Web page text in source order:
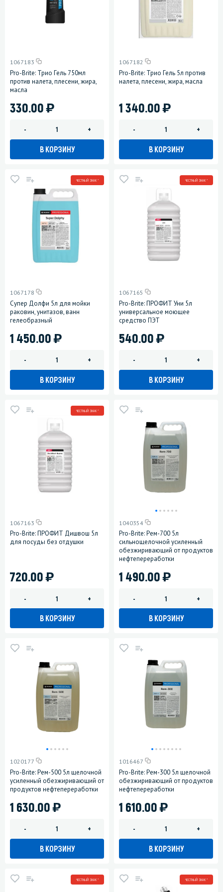
1067183
Pro-Brite: Трио Гель 750мл
против налета, плесени, жира,
масла
330.00)
- +
В КОРЗИНУ
1067182
Pro-Brite: Трио Гель 5л против
налета, плесени, жира, масла
1 340.00)
- +
В КОРЗИНУ
ЧЕСТНЫЙ ЗНАК *
1067178
Супер Долфи 5л для мойки
раковин, унитазов, ванн
гелеобразный
1 450.00)
- +
В КОРЗИНУ
ЧЕСТНЫЙ ЗНАК *
1067165
Pro-Brite: ПРОФИТ Уни 5л
универсальное моющее
средство ПЭТ
540.00)
- +
В КОРЗИНУ
ЧЕСТНЫЙ ЗНАК *
1067163
Pro-Brite: ПРОФИТ Дишвош 5л
для посуды без отдушки
720.00)
- +
В КОРЗИНУ
1040354
Pro-Brite: Рем-700 5л
сильнощелочной усиленный
обезжиривающий от продуктов
нефтепереработки
1 490.00)
- +
В КОРЗИНУ
1020177
Pro-Brite: Рем-500 5л щелочной
усиленный обезжиривающий от
продуктов нефтепереработки
1 630.00)
- +
В КОРЗИНУ
1016467
Pro-Brite: Рем-300 5л щелочной
обезжиривающий от продуктов
нефтепереработки
1 610.00)
- +
В КОРЗИНУ
ЧЕСТНЫЙ ЗНАК * ЧЕСТНЫЙ ЗНАК *